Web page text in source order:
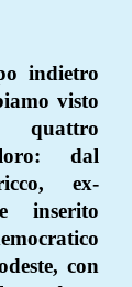
indietro
visto
quattro
dal
ex-
inserito
con